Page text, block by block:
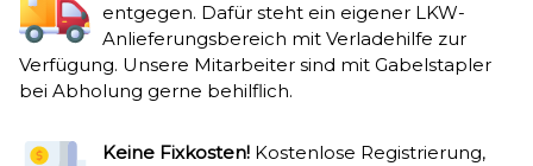
entgegen. Dafür steht ein eigener LKW-
Anlieferungsbereich mit Verladehilfe zur
Verfügung. Unsere Mitarbeiter sind mit Gabelstapler
bei Abholung gerne behilflich.
Keine Fixkosten! Kostenlose Registrierung,